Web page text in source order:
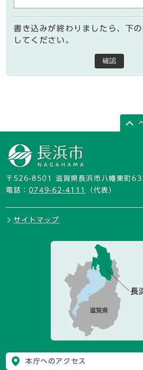
書き込みが終わりましたら、下
してください。
確認
〒526-8501 滋賀県長浜市八幡東町
電話： 0749-62-4111 （代表）
サイトマップ
本庁へのアクセス